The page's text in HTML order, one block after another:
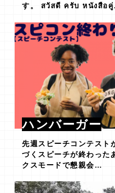
す。 สวัสดี ครับ หนังสือ
ハンバーガー
先週スピーチコンテスト
づくスピーチが終わった
クスモードで懇親会…